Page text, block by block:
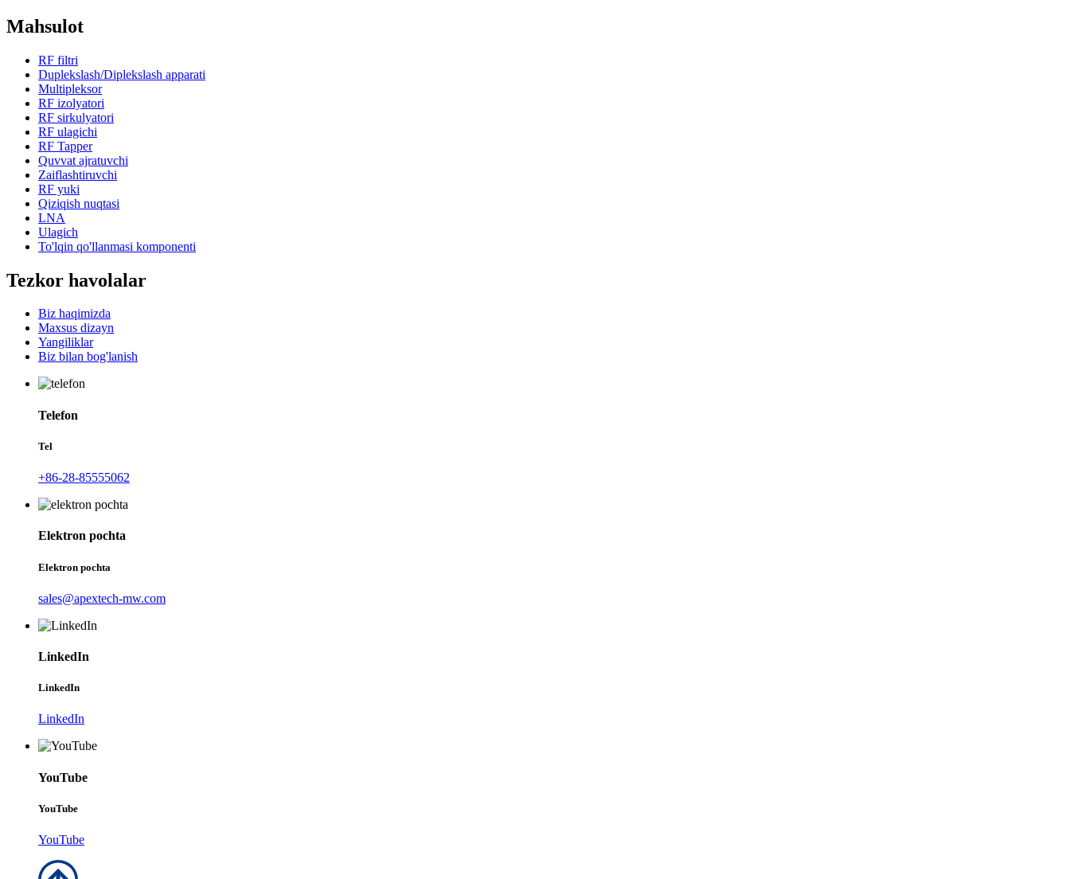
Mahsulot
RF filtri
Duplekslash/Diplekslash apparati
Multipleksor
RF izolyatori
RF sirkulyatori
RF ulagichi
RF Tapper
Quvvat ajratuvchi
Zaiflashtiruvchi
RF yuki
Qiziqish nuqtasi
LNA
Ulagich
To'lqin qo'llanmasi komponenti
Tezkor havolalar
Biz haqimizda
Maxsus dizayn
Yangiliklar
Biz bilan bog'lanish
Telefon
Tel
+86-28-85555062
Elektron pochta
Elektron pochta
sales@apextech-mw.com
LinkedIn
LinkedIn
LinkedIn
YouTube
YouTube
YouTube